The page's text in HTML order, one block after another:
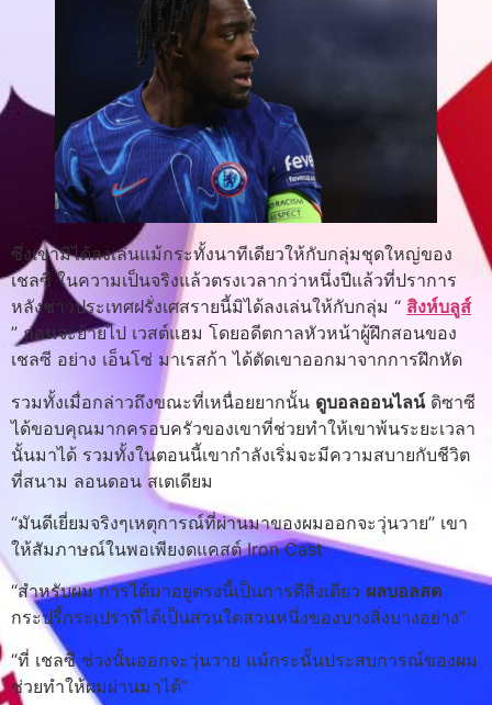
ซึ่งเขามิได้ลงเล่นแม้กระทั้งนาทีเดียวให้กับกลุ่มชุดใหญ่ของ
เชลซี ในความเป็นจริงแล้วตรงเวลากว่าหนึ่งปีแล้วที่ปราการ
หลังชาวประเทศฝรั่งเศสรายนี้มิได้ลงเล่นให้กับกลุ่ม “ สิงห์บลูส์
” ก่อนจะย้ายไป เวสต์แฮม โดยอดีตกาลหัวหน้าผู้ฝึกสอนของ
เชลซี อย่าง เอ็นโซ่ มาเรสก้า ได้ตัดเขาออกมาจากการฝึกหัด
รวมทั้งเมื่อกล่าวถึงขณะที่เหนื่อยยากนั้น ดูบอลออนไลน์ดิซาซี
ได้ขอบคุณมากครอบครัวของเขาที่ช่วยทำให้เขาพ้นระยะเวลา
นั้นมาได้ รวมทั้งในตอนนี้เขากำลังเริ่มจะมีความสบายกับชีวิต
ที่สนาม ลอนดอน สเตเดียม
“มันดีเยี่ยมจริงๆเหตุการณ์ที่ผ่านมาของผมออกจะวุ่นวาย” เขา
ให้สัมภาษณ์ในพอเพียงดแคสต์ Iron Cast
“สำหรับผม การได้มาอยู่ตรงนี้เป็นการดีสิ่งเดียว ผลบอลสด
กระปรี้กระเปร่าที่ได้เป็นส่วนใดส่วนหนึ่งของบางสิ่งบางอย่าง”
“ที่ เชลซี ช่วงนั้นออกจะวุ่นวาย แม้กระนั้นประสบการณ์ของผม
ช่วยทำให้ผมผ่านมาได้”